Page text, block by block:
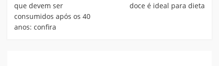
que devem ser
consumidos após os 40
anos: confira
doce é ideal para dieta